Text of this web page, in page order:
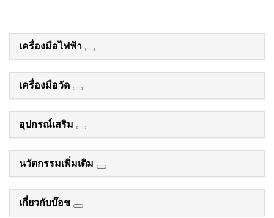
เครื่องมือไฟฟ้า
เครื่องมือวัด
อุปกรณ์เสริม
นวัตกรรมเพิ่มเติม
เกี่ยวกับบ๊อช